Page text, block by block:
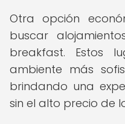
Otra opción
buscar
breakfast. Estos
ambiente más
brindando una
sin el alto precio de